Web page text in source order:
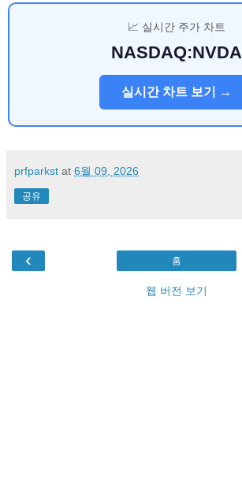
📈 실시간 주가 차트
NASDAQ:NVDA
실시간 차트 보기 →
prfparkst at 6월 09, 2026
공유
‹ 홈
웹 버전 보기